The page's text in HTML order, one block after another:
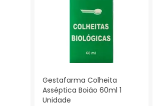
Gestafarma Colheita
Asséptica Boião 60ml 1
Unidade